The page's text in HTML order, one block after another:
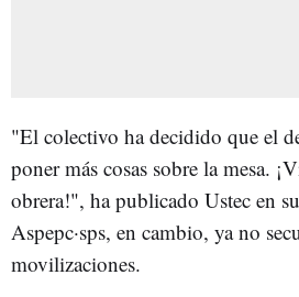
"El colectivo ha decidido que el
poner más cosas sobre la mesa.
obrera!", ha publicado Ustec en
Aspepc·sps, en cambio, ya no
movilizaciones.